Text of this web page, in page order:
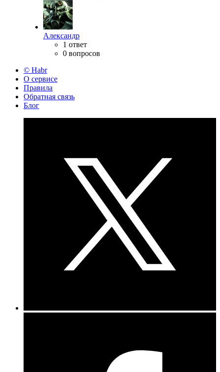
Александр
1 ответ
0 вопросов
© Habr
О сервисе
Правила
Обратная связь
Блог